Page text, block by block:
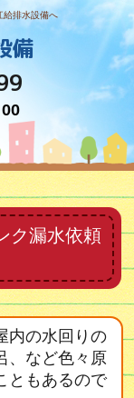
給排水設備へ
備
ク漏水依頼
内の水回りの
、など色々原
ともあるので